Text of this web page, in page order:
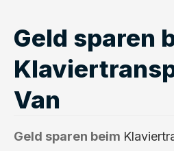
Geld sparen
Van
Geld sparen beim